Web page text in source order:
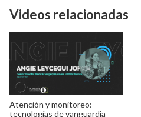
Videos relacionadas
Atención y monitoreo:
tecnologías de vanguardia